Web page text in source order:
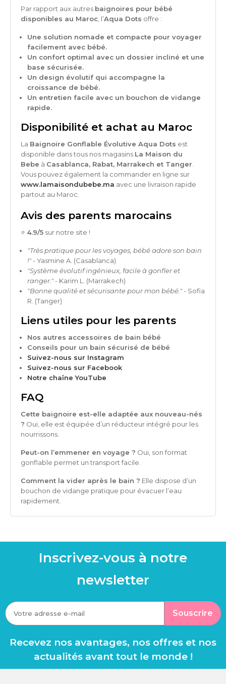
Par rapport aux autres baignoires pour bébé
disponibles au Maroc, l’Aqua Dots offre :
Une solution nomade et compacte pour voyager
facilement avec bébé.
Un confort optimal avec un dossier incliné et une
base sécurisée.
Un design évolutif qui accompagne la
croissance de bébé.
Un entretien facile avec un bouchon de vidange
rapide.
Disponibilité et achat au Maroc
La Baignoire Gonflable Évolutive Aqua Dots est
disponible dans tous nos magasins La Maison du
Bebe à Casablanca, Rabat, Marrakech et Tanger.
Vous pouvez également la commander en ligne sur
www.lamaisondubebe.ma avec une livraison rapide
partout au Maroc.
Avis des parents marocains
⭐ 4.9/5 sur notre site !
"Très pratique pour les voyages, bébé adore son bain
!"- Yasmine A. (Casablanca)
"Système évolutif ingénieux, facile à gonfler et
ranger."- Karim L. (Marrakech)
"Bonne qualité et sécurisante pour mon bébé."- Sofia
R. (Tanger)
Liens utiles pour les parents
Nos autres accessoires de bain bébé
Conseils pour un bain sécurisé de bébé
Suivez-nous sur Instagram
Suivez-nous sur Facebook
Notre chaîne YouTube
FAQ
Cette baignoire est-elle adaptée aux nouveau-nés
? Oui, elle est équipée d’un réducteur intégré pour les
nourrissons.
Peut-on l’emmener en voyage ? Oui, son format
gonflable permet un transport facile.
Comment la vider après le bain ? Elle dispose d’un
bouchon de vidange pratique pour évacuer l’eau
rapidement.
Inscrivez-vous à notre
newsletter
Souscrire
Recevez nos avantages, nos offres et nos
actualités avant tout le monde !